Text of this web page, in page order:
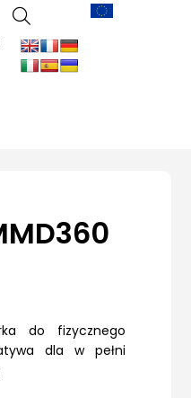
do fizycznego
dla w pełni